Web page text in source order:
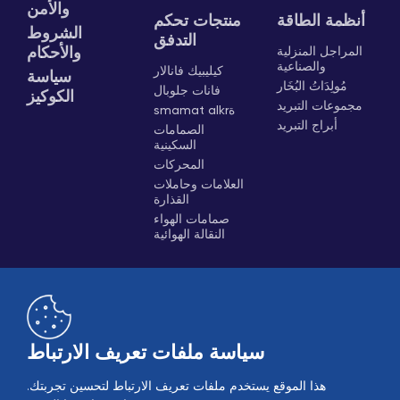
والأمن
الشروط
والأحكام
سياسة
الكوكيز
منتجات تحكم
التدفق
كيليبيك فانالار
فانات جلوبال
smamat alkrة
الصمامات
السكينية
المحركات
العلامات وحاملات
القذارة
صمامات الهواء
النقالة الهوائية
أنظمة الطاقة
المراجل المنزلية
والصناعية
مُولِدَاتُ البُخَار
مجموعات التبريد
أبراج التبريد
سياسة ملفات تعريف الارتباط
هذا الموقع يستخدم ملفات تعريف الارتباط لتحسين تجربتك.